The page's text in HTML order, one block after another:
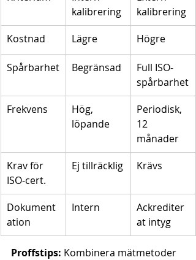
kalibrering
kalibrering
Kostnad
Lägre Högre
Spårbarhet Begränsad
Full ISO-
spårbarhet
Frekvens
Hög,
löpande
Periodisk,
12
månader
Krav för
ISO-cert.
Ej tillräcklig Krävs
Dokument
ation
Intern
Ackrediter
at intyg
Proffstips: Kombinera mätmetoder